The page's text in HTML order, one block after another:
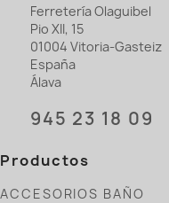
Ferretería Olaguibel
Pio XII, 15
01004 Vitoria-Gasteiz
España
Álava
945 23 18 09
Productos
ACCESORIOS BAÑO